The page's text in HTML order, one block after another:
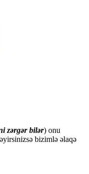
zərgər bilər) onu
bizimlə əlaqə